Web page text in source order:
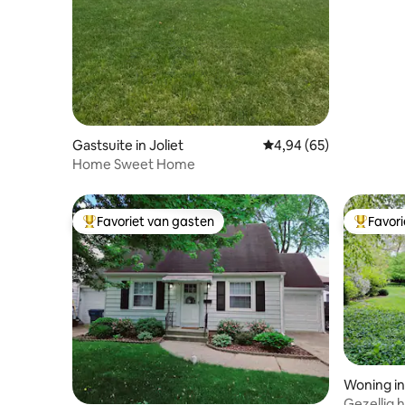
Gastsuite in Joliet Gemiddelde
4,94 (65)
Home Sweet Home
Topfavoriet van gasten
Favoriet van gasten
Woning